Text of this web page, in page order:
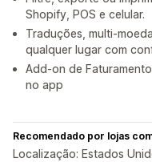
Shopify, POS e celular.
Traduções, multi-
qualquer lugar com
Add-on de
no app
Recomendado por lojas
Localização: Estados